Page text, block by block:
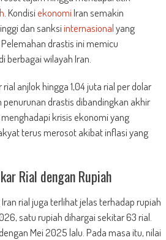
. KondisiekonomiIran semakin
dan sanksiinternasionalyang
drastis ini memicu
berbagai wilayah Iran.
anjlok hingga 1,04 juta rial per dolar
penurunan drastis dibandingkan akhir
krisis ekonomi yang
terus merosot akibat inflasi yang
Rial dengan Rupiah
rial juga terlihat jelas terhadap rupiah
satu rupiah dihargai sekitar 63 rial.
Mei 2025 lalu. Pada masa itu, nilai